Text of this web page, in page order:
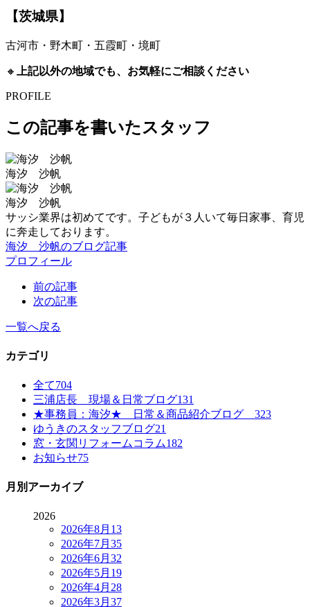
【茨城県】
古河市・野木町・五霞町・境町
🔸 上記以外の地域でも、お気軽にご相談ください
PROFILE
この記事を書いたスタッフ
海汐 沙帆
海汐 沙帆
サッシ業界は初めてです。子どもが３人いて毎日家事、育児
に奔走しております。
海汐 沙帆のブログ記事
プロフィール
前の記事
次の記事
一覧へ戻る
カテゴリ
全て704
三浦店長 現場＆日常ブログ131
★事務員：海汐★ 日常＆商品紹介ブログ 323
ゆうきのスタッフブログ21
窓・玄関リフォームコラム182
お知らせ75
月別アーカイブ
2026
2026年8月 13
2026年7月 35
2026年6月 32
2026年5月 19
2026年4月 28
2026年3月 37